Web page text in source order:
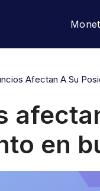
Afectan A Su
en